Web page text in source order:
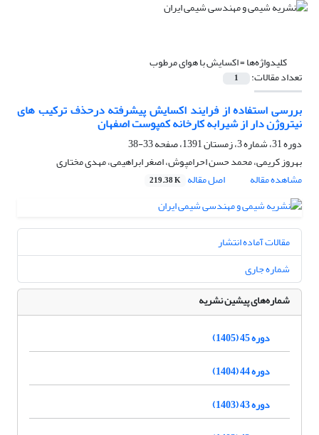
کلیدواژه‌ها =اکسایش با هوای مرطوب
تعداد مقالات: 1
بررسی استفاده از فرایند اکسایش پیشرفته درحذف ترکیب های
نیتروژن دار از شیرابه کارخانه کمپوست اصفهان
دوره 31، شماره 3، زمستان 1391، صفحه
33-38
بهروز کریمی، محمد حسن احرامپوش، اصغر ابراهیمی، مهدی مختاری
مشاهده مقاله
اصل مقاله 219.38 K
مقالات آماده انتشار
شماره جاری
شماره‌های پیشین نشریه
دوره 45 (1405)
دوره 44 (1404)
دوره 43 (1403)